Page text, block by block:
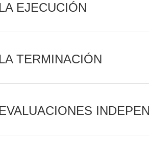
EJECUCIÓN
TERMINACIÓN